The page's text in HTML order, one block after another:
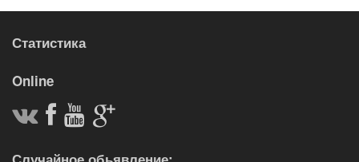
Статистика
Online